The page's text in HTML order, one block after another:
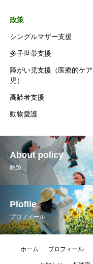
政策
シングルマザー支援
多子世帯支援
障がい児支援（医療的ケア
児）
高齢者支援
動物愛護
About policy
政策
Plofile
プロフィール
ホーム プロフィール